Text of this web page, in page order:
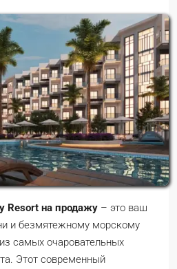
Resort на продажу – это ваш
и безмятежному морскому
самых очаровательных
Этот современный